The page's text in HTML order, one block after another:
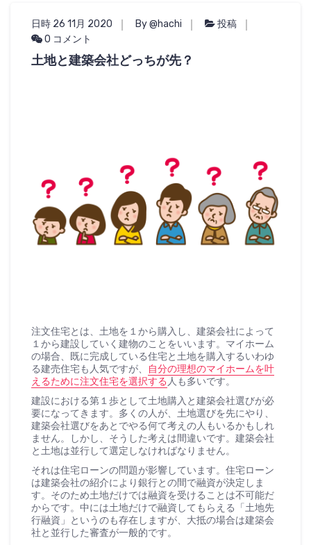
日時 26 11月 2020 By @hachi
投稿
0 コメント
土地と建築会社どっちが先？
注文住宅とは、土地を１から購入し、建築会社によって
１から建設していく建物のことをいいます。マイホーム
の場合、既に完成している住宅と土地を購入するいわゆ
る建売住宅も人気ですが、
自分の理想のマイホームを叶
えるために注文住宅を選択する 人も多いです。
建設における第１歩として土地購入と建築会社選びが必
要になってきます。多くの人が、土地選びを先にやり、
建築会社選びをあとでやる何て考えの人もいるかもしれ
ません。しかし、そうした考えは間違いです。建築会社
と土地は並行して選定しなければなりません。
それは住宅ローンの問題が影響しています。住宅ローン
は建築会社の紹介により銀行との間で融資が決定しま
す。そのため土地だけでは融資を受けることは不可能だ
からです。中には土地だけで融資してもらえる「土地先
行融資」というのも存在しますが、大抵の場合は建築会
社と並行した審査が一般的です。